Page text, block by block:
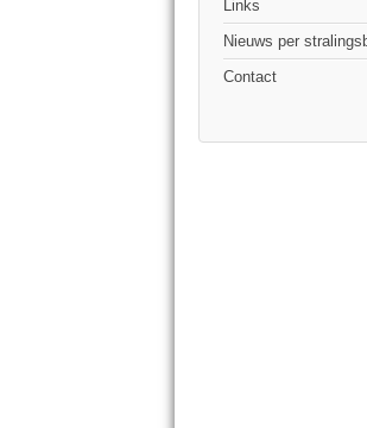
Links
Nieuws per
Contact